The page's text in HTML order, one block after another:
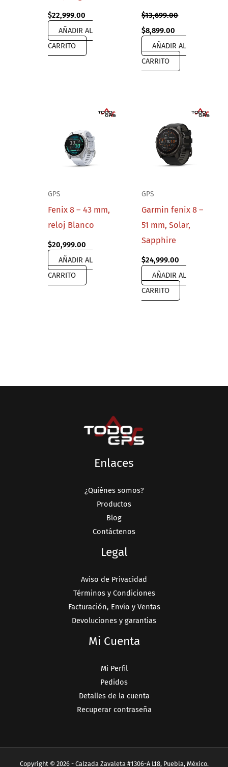
$22,999.00
AÑADIR AL
CARRITO
$13,699.00
Original
price
was:
$13,699.00.
$8,899.00
price
is:
$8,899.00.
AÑADIR AL
CARRITO
GPS
Fenix 8 – 43 mm,
reloj Blanco
$20,999.00
AÑADIR AL
CARRITO
GPS
Garmin fenix 8 –
51 mm, Solar,
Sapphire
$24,999.00
AÑADIR AL
CARRITO
Enlaces
¿Quiénes somos?
Productos
Blog
Contáctenos
Legal
Aviso de Privacidad
Términos y Condiciones
Facturación, Envío y Ventas
Devoluciones y garantias
Mi Cuenta
Mi Perfil
Pedidos
Detalles de la cuenta
Recuperar contraseña
Copyright © 2026 - Calzada Zavaleta #1306-A L18, Puebla, México.